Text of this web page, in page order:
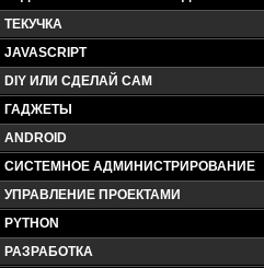
ТЕКУЧКА
JAVASCRIPT
DIY ИЛИ СДЕЛАЙ САМ
ГАДЖЕТЫ
ANDROID
СИСТЕМНОЕ АДМИНИСТРИРОВАНИЕ
УПРАВЛЕНИЕ ПРОЕКТАМИ
PYTHON
РАЗРАБОТКА